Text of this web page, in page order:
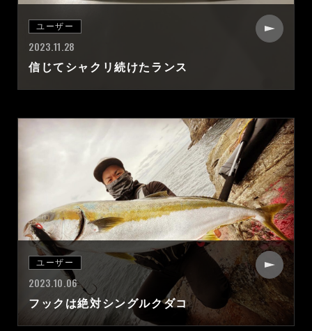
ユーザー
2023.11.28
信じてシャクリ続けたランス
ユーザー
2023.10.06
フックは絶対シングルクダコ